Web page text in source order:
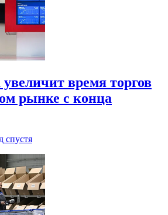
время торгов
рынке с конца
спустя